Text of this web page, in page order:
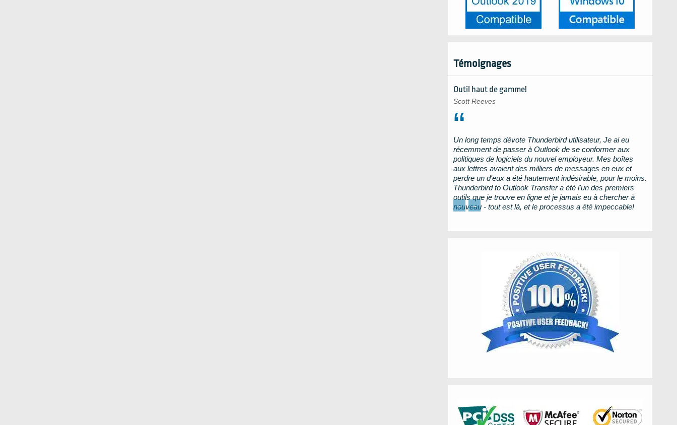
Témoignages
Outil haut de gamme!
Scott Reeves
Un long temps dévote Thunderbirdutilisateur, Je ai eu
récemment de passer à Outlook de se conformer aux
politiques de logiciels du nouvel employeur. Mes boîtes
aux lettres avaient des milliers de messages en eux et
perdre un d'eux a été hautement indésirable, pour le moins.
Thunderbird to Outlook Transfera été l'un des premiers
outils que je trouve en ligne et je jamais eu à chercher à
nouveau - tout est là, et le processus a été impeccable!
← →